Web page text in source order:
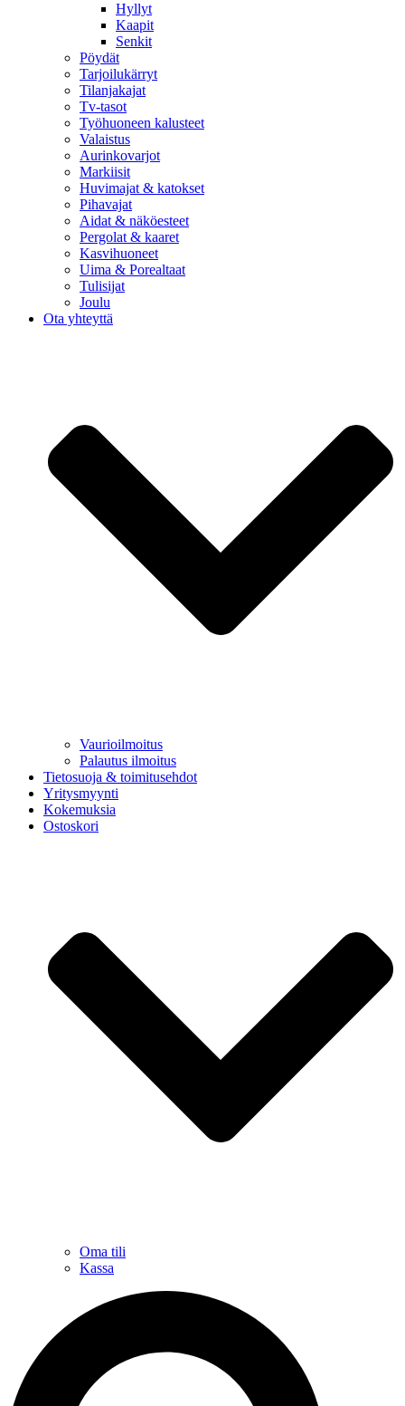
Hyllyt
Kaapit
Senkit
Pöydät
Tarjoilukärryt
Tilanjakajat
Tv-tasot
Työhuoneen kalusteet
Valaistus
Aurinkovarjot
Markiisit
Huvimajat & katokset
Pihavajat
Aidat & näköesteet
Pergolat & kaaret
Kasvihuoneet
Uima & Porealtaat
Tulisijat
Joulu
Ota yhteyttä
Vaurioilmoitus
Palautus ilmoitus
Tietosuoja & toimitusehdot
Yritysmyynti
Kokemuksia
Ostoskori
Oma tili
Kassa